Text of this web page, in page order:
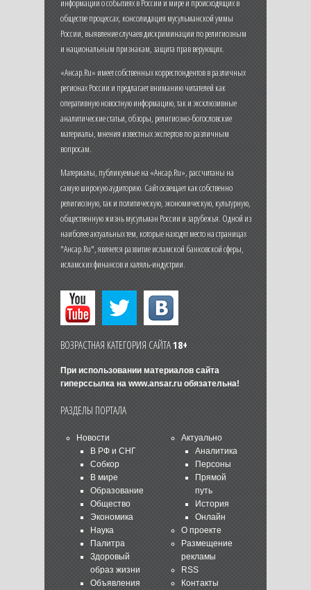
информации о событиях в России и мире и происходящих в
обществе процессах, консолидация мусульманской уммы
России, выявление случаев дискриминации по религиозным
и национальным признакам, защита прав верующих.
«Ансар.Ru» имеет собственных корреспондентов в различных
регионах России и предлагает вниманию читателей как
оперативную новостную информацию, так и эксклюзивные
аналитические статьи, обзоры, религиозно-богословские
материалы, мнения известных экспертов по различным
вопросам.
Материалы, публикуемые на «Ансар.Ru», рассчитаны на
самую широкую аудиторию. Сайт освещает как собственно
религиозную, так и политическую, экономическую, культурную,
общественную жизнь мусульман России и зарубежья. Одной из
наиболее актуальных тем, которые находят место на страницах
"Ансар.Ru", является развитие исламской банковской сферы,
исламских финансов и халяль-индустрии.
ВОЗРАСТНАЯ КАТЕГОРИЯ САЙТА18+
При использовании материалов сайта
гиперссылка на www.ansar.ruобязательна!
РАЗДЕЛЫ ПОРТАЛА
Новости
В РФ и СНГ
Собкор
В мире
Образование
Общество
Экономика
Наука
Палитра
Здоровый
образ жизни
Объявления
Актуально
Аналитика
Персоны
Прямой
путь
История
Онлайн
О проекте
Размещение
рекламы
RSS
Контакты